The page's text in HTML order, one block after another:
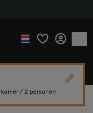
kamer / 2 personen